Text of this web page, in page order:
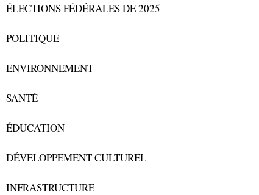
ÉLECTIONS FÉDÉRALES DE 2025
POLITIQUE
ENVIRONNEMENT
SANTÉ
ÉDUCATION
DÉVELOPPEMENT CULTUREL
INFRASTRUCTURE